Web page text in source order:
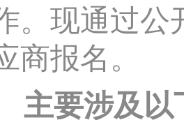
。现通过公
商报名。
主要涉及以